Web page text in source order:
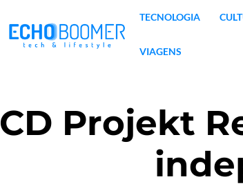
TECNOLOGIA
VIAGENS
CD Projekt